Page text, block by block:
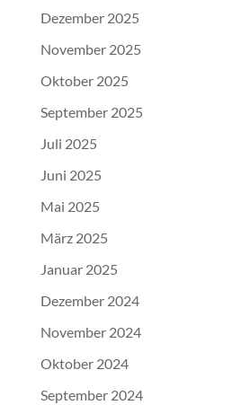
Dezember 2025
November 2025
Oktober 2025
September 2025
Juli 2025
Juni 2025
Mai 2025
März 2025
Januar 2025
Dezember 2024
November 2024
Oktober 2024
September 2024